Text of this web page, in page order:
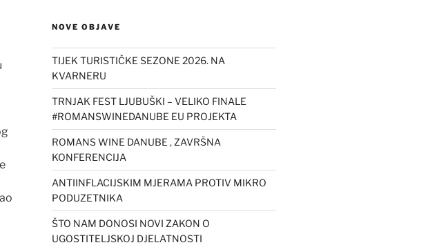
NOVE OBJAVE
TIJEK TURISTIČKE SEZONE 2026. NA
KVARNERU
TRNJAK FEST LJUBUŠKI – VELIKO FINALE
#ROMANSWINEDANUBE EU PROJEKTA
ROMANS WINE DANUBE , ZAVRŠNA
KONFERENCIJA
ANTIINFLACIJSKIM MJERAMA PROTIV MIKRO
PODUZETNIKA
ŠTO NAM DONOSI NOVI ZAKON O
UGOSTITELJSKOJ DJELATNOSTI